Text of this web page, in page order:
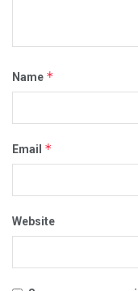
Name *
Email *
Website